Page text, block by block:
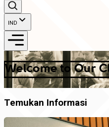
IND
Welcome to Our
Temukan Informasi